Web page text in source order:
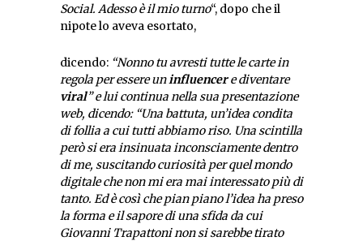
Social. Adesso è il mio turno“, dopo che il
nipote lo aveva esortato,
dicendo: “Nonno tu avresti tutte le carte in
regola per essere uninfluencere diventare
viral” e lui continua nella sua presentazione
web, dicendo: “Una battuta, un’idea condita
di follia a cui tutti abbiamo riso. Una scintilla
però si era insinuata inconsciamente dentro
di me, suscitando curiosità per quel mondo
digitale che non mi era mai interessato più di
tanto. Ed è così che pian piano l’idea ha preso
la forma e il sapore di una sfida da cui
Giovanni Trapattoni non si sarebbe tirato